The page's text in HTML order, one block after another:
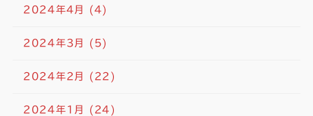
2024年4月 (4)
2024年3月 (5)
2024年2月 (22)
2024年1月 (24)